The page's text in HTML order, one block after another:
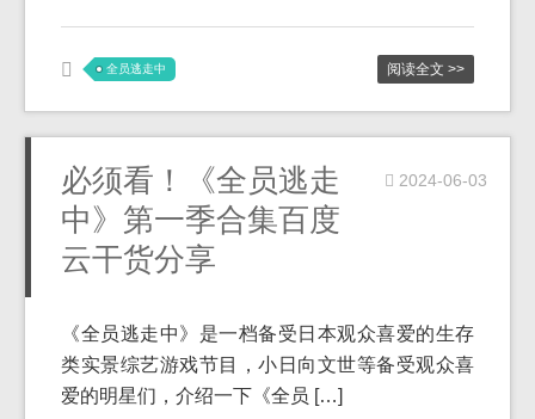
全员逃走中 阅读全文 >>
必须看！《全员逃走
中》第一季合集百度
云干货分享
2024-06-03
《全员逃走中》是一档备受日本观众喜爱的生存
类实景综艺游戏节目，小日向文世等备受观众喜
爱的明星们，介绍一下《全员 […]